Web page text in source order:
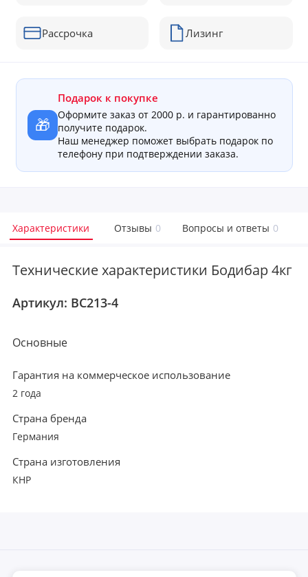
Рассрочка Лизинг
🎁
Подарок к покупке
Оформите заказ от 2000 р. и гарантированно
получите подарок.
Наш менеджер поможет выбрать подарок по
телефону при подтверждении заказа.
Характеристики Отзывы 0 Вопросы и ответы 0
Технические характеристики Бодибар 4кг
Артикул: BC213-4
Основные
Гарантия на коммерческое использование
2 года
Страна бренда
Германия
Страна изготовления
КНР